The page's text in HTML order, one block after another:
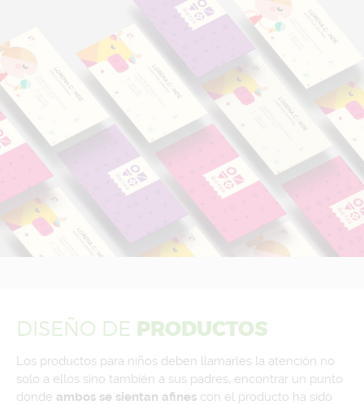
DISEÑO DE PRODUCTOS
Los productos para niños deben llamarles la atención no
solo a ellos sino también a sus padres, encontrar un punto
donde ambos se sientan afines con el producto ha sido